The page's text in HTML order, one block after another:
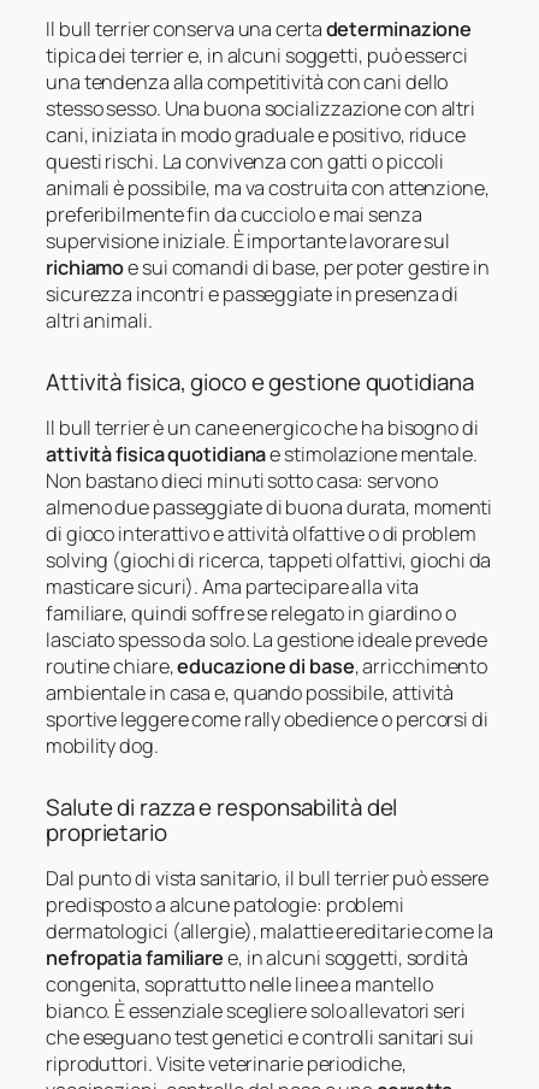
Il bull terrier conserva una certadeterminazione
tipica dei terrier e, in alcuni soggetti, può esserci
una tendenza alla competitività con cani dello
stesso sesso. Una buona socializzazione con altri
cani, iniziata in modo graduale e positivo, riduce
questi rischi. La convivenza con gatti o piccoli
animali è possibile, ma va costruita con attenzione,
preferibilmente fin da cucciolo e mai senza
supervisione iniziale. È importante lavorare sul
richiamoe sui comandi di base, per poter gestire in
sicurezza incontri e passeggiate in presenza di
altri animali.
Attività fisica, gioco e gestione quotidiana
Il bull terrier è un cane energico che ha bisogno di
attività fisica quotidianae stimolazione mentale.
Non bastano dieci minuti sotto casa: servono
almeno due passeggiate di buona durata, momenti
di gioco interattivo e attività olfattive o di problem
solving (giochi di ricerca, tappeti olfattivi, giochi da
masticare sicuri). Ama partecipare alla vita
familiare, quindi soffre se relegato in giardino o
lasciato spesso da solo. La gestione ideale prevede
routine chiare,educazione di base, arricchimento
ambientale in casa e, quando possibile, attività
sportive leggere come rally obedience o percorsi di
mobility dog.
Salute di razza e responsabilità del
proprietario
Dal punto di vista sanitario, il bull terrier può essere
predisposto a alcune patologie: problemi
dermatologici (allergie), malattie ereditarie come la
nefropatia familiaree, in alcuni soggetti, sordità
congenita, soprattutto nelle linee a mantello
bianco. È essenziale scegliere solo allevatori seri
che eseguano test genetici e controlli sanitari sui
riproduttori. Visite veterinarie periodiche,